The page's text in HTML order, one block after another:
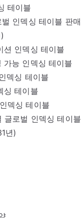
테이블
벌 인덱싱 테이블 판
션 인덱싱 테이블
가능 인덱싱 테이블
덱싱 테이블
싱 테이블
덱싱 테이블
글로벌 인덱싱 테이
년)